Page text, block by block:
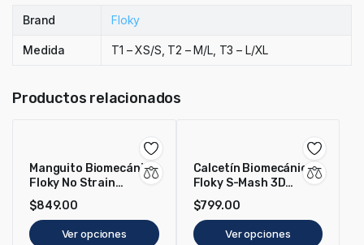
Brand Floky
Medida T1 – XS/S, T2 – M/L, T3 – L/XL
Productos relacionados
Manguito Biomecánico
Floky No Strain
Evolution Artic
Radiance
$849.00
Ver opciones
Calcetín Biomecánico
Floky S-Mash 3D
Blanco
$799.00
Ver opciones